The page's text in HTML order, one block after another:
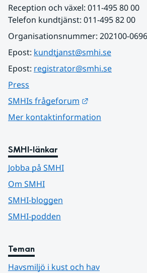
Reception och växel: 011-495 80 00
Telefon kundtjänst: 011-495 82 00
Organisationsnummer: 202100-0696
Epost: kundtjanst@smhi.se
Epost: registrator@smhi.se
Press
SMHIs frågeforum
Mer kontaktinformation
SMHI-länkar
Jobba på SMHI
Om SMHI
SMHI-bloggen
SMHI-podden
Teman
Havsmiljö i kust och hav